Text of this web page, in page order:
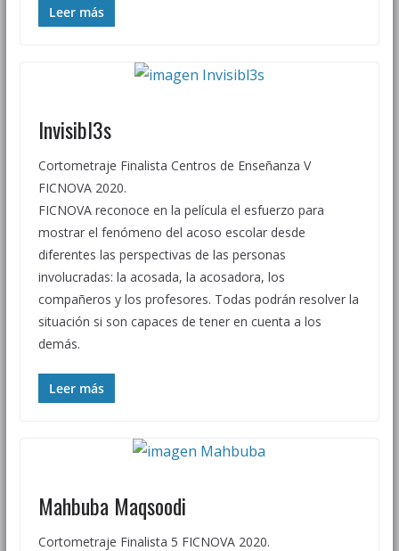
Leer más
Invisibl3s
Cortometraje Finalista Centros de Enseñanza V
FICNOVA 2020.
FICNOVA reconoce en la película el esfuerzo para
mostrar el fenómeno del acoso escolar desde
diferentes las perspectivas de las personas
involucradas: la acosada, la acosadora, los
compañeros y los profesores. Todas podrán resolver la
situación si son capaces de tener en cuenta a los
demás.
Leer más
Mahbuba Maqsoodi
Cortometraje Finalista 5 FICNOVA 2020.